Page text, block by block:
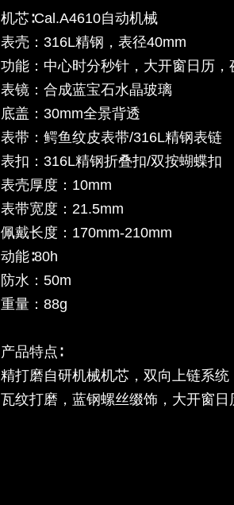
机芯∶Cal.A4610自动机械
表壳：316L精钢，表径40mm
功能：中心时分秒针，大开窗日历，
表镜：合成蓝宝石水晶玻璃
底盖：30mm全景背透
表带：鳄鱼纹皮表带/316L精钢表链
表扣：316L精钢折叠扣/双按蝴蝶扣
表壳厚度：10mm
表带宽度：21.5mm
佩戴长度：170mm-210mm
动能∶80h
防水：50m
重量：88g
产品特点∶
精打磨自研机械机芯，双向上链系
瓦纹打磨，蓝钢螺丝缀饰，大开窗